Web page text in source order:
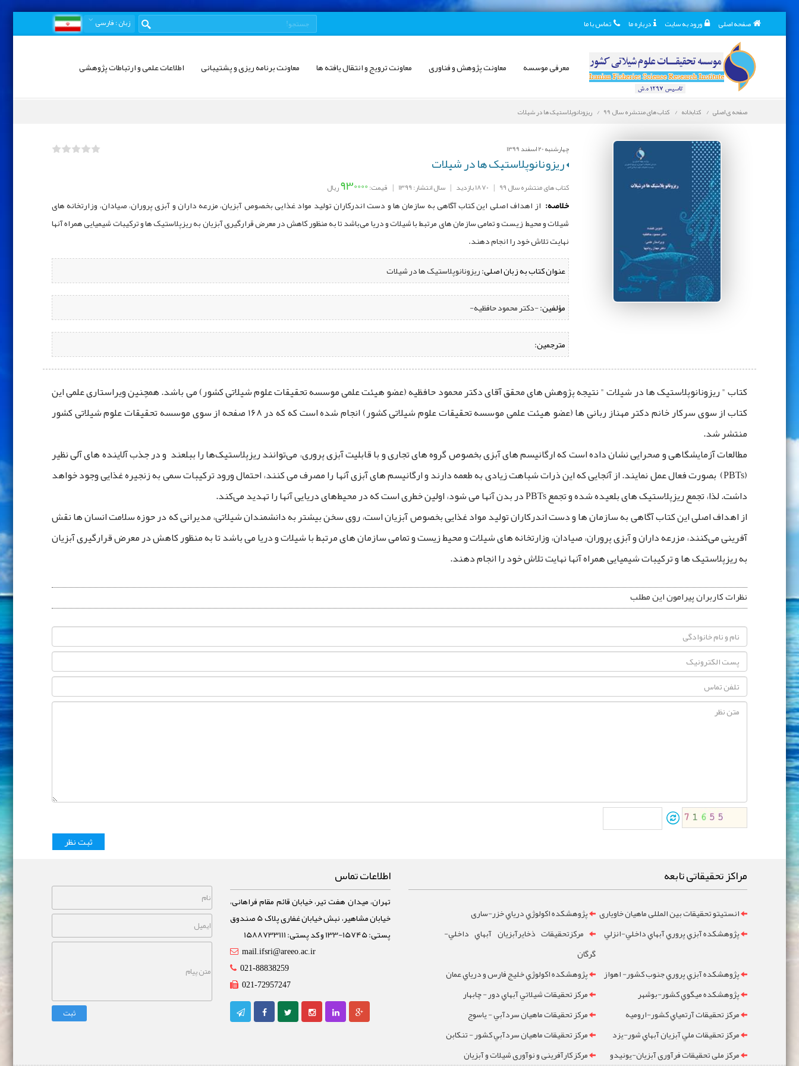
صفحه اصلی ورود به سایت درباره ما تماس با ما زبان: فارسی
معرفی موسسه معاونت پژوهش و فناوری معاونت ترویج و انتقال یافته ها معاونت برنامه ریزی و پشتیبانی اطلاعات علمی و ارتباطات پژوهشی
صفحه ی اصلی کتابخانه کتاب های منتشره سال 99 ریزونانوپلاستیک ‌ها در شیلات
چهارشنبه 20 اسفند 1399
ریزونانوپلاستیک ‌ها در شیلات
کتاب های منتشره سال 99 | 1870 بازدید | سال انتشار: 1399 | قیمت:930000ریال
خلاصه: از اهداف اصلی این کتاب آگاهی به سازمان ‌ها و دست اندرکاران تولید مواد غذایی بخصوص آبزیان، مزرعه‌ داران و آبزی‌ پروران، صیادان، وزارتخانه ‌های
شیلات و محیط زیست و تمامی سازمان‌ های مرتبط با شیلات و دریا می‌باشد تا به منظور کاهش در معرض قرارگیری آبزیان به ریزپلاستیک ‌ها و ترکیبات شیمیایی همراه آنها
نهایت تلاش خود را انجام دهند.
عنوان کتاب به زبان اصلی:ریزونانوپلاستیک ‌ها در شیلات
مؤلفین:‌ -دکتر محمود حافظیه-
مترجمین:
کتاب " ریزونانوپلاستیک ‌ها در شیلات " نتیجه پژوهش های محقق آقای دکتر محمود حافظیه (عضو هیئت علمی موسسه تحقیقات علوم شیلاتی کشور) می باشد. همچنین ویراستاری علمی این
کتاب از سوی سرکار خانم دکتر مهناز ربانی ‌ها (عضو هیئت علمی موسسه تحقیقات علوم شیلاتی کشور) انجام شده است که که در 168 صفحه از سوی موسسه تحقیقات علوم شیلاتی کشور
منتشر شد.
مطالعات آزمایشگاهی و صحرایی نشان داده است که ارگانیسم‌ های آبزی بخصوص گروه ‌های تجاری و با قابلیت آبزی‌ پروری، می‌توانند ریزپلاستیک‌ها را ببلعند و در جذب آلاینده ‌های آلی نظیر
(PBTs) بصورت فعال عمل نمایند. از آنجایی که این ‌ذرات شباهت زیادی به طعمه دارند و ارگانیسم‌ های آبزی آنها را مصرف می‌ کنند، احتمال ورود ترکیبات ‌سمی به زنجیره غذایی وجود خواهد
داشت. لذا، تجمع ریزپلاستیک ‌های بلعیده شده و تجمع PBTs در بدن آنها می‌ شود، اولین خطری است که در محیط‌های دریایی آنها را تهدید می‌کند.
از اهداف اصلی این کتاب آگاهی به سازمان ‌ها و دست اندرکاران تولید مواد غذایی بخصوص آبزیان است، روی سخن بیشتر به دانشمندان شیلاتی، مدیرانی که در حوزه سلامت انسان ‌ها نقش
آفرینی می‌کنند، مزرعه‌ داران و آبزی ‌پروران، صیادان، وزارتخانه ‌های شیلات و محیط زیست و تمامی سازمان ‌های مرتبط با شیلات و دریا می ‌باشد تا به منظور کاهش در معرض قرارگیری آبزیان
به ریزپلاستیک ‌ها و ترکیبات شیمیایی همراه آنها نهایت تلاش خود را انجام دهند.
نظرات کاربران پیرامون این مطلب
مراکز تحقیقاتی تابعه
انستیتو تحقیقات بین المللی ماهیان خاویاری
پژوهشکده اکولوژي درياي خزر-ساری
پژوهشکده آبزي پروري آبهاي داخلي-انزلي
مرکزتحقيقات ذخايرآبزيان آبهاي داخلي-
گرگان
پژوهشکده آبزي پروري جنوب کشور- اهواز
پژوهشکده اکولوژي خليج فارس و درياي عمان
پژوهشکده ميگوي کشور-بوشهر
مرکز تحقيقات شيلاتي آبهاي دور - چابهار
مرکز تحقيقات آرتمياي کشور-ارومیه
مرکز تحقيقات ماهيان سردآبي - ياسوج
مرکز تحقيقات ملي آبزيان آبهاي شور-یزد
مرکز تحقيقات ماهيان سردآبي کشور - تنکابن
مرکز ملی تحقیقات فرآوری آبزیان-یونیدو
مرکز کارآفرینی و نوآوری شیلات و آبزیان
اطلاعات تماس
تهران، میدان هفت تیر، خیابان قائم مقام فراهانی،
خیابان مشاهیر، نبش خیابان غفاری پلاک 5 صندوق
پستی: 15745-133 و کد پستی: 1588733111
mail.ifsri@areeo.ac.ir
021-88838259
021-72957247
ثبت